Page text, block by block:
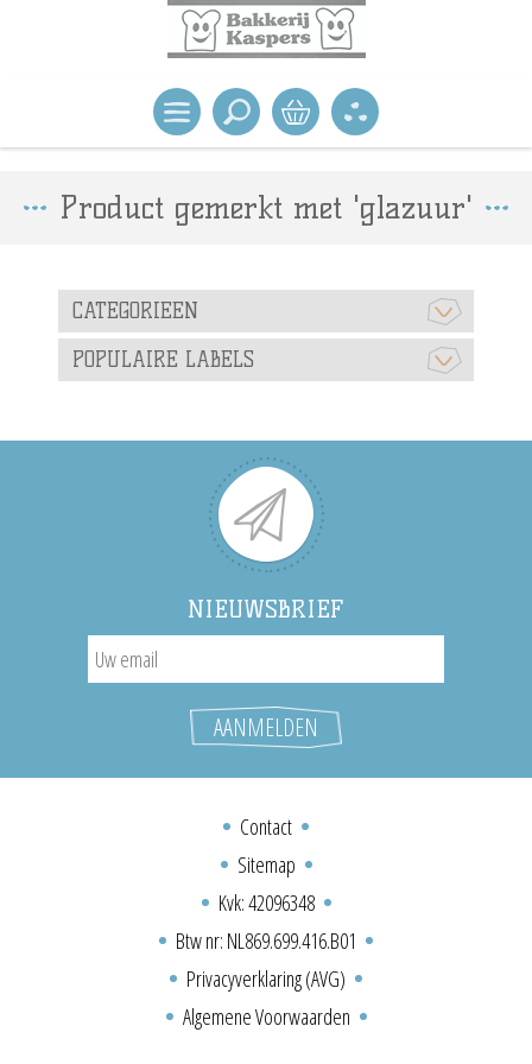
Product gemerkt met 'glazuur'
CATEGORIEEN
POPULAIRE LABELS
NIEUWSBRIEF
Contact
Sitemap
Kvk: 42096348
Btw nr: NL869.699.416.B01
Privacyverklaring (AVG)
Algemene Voorwaarden